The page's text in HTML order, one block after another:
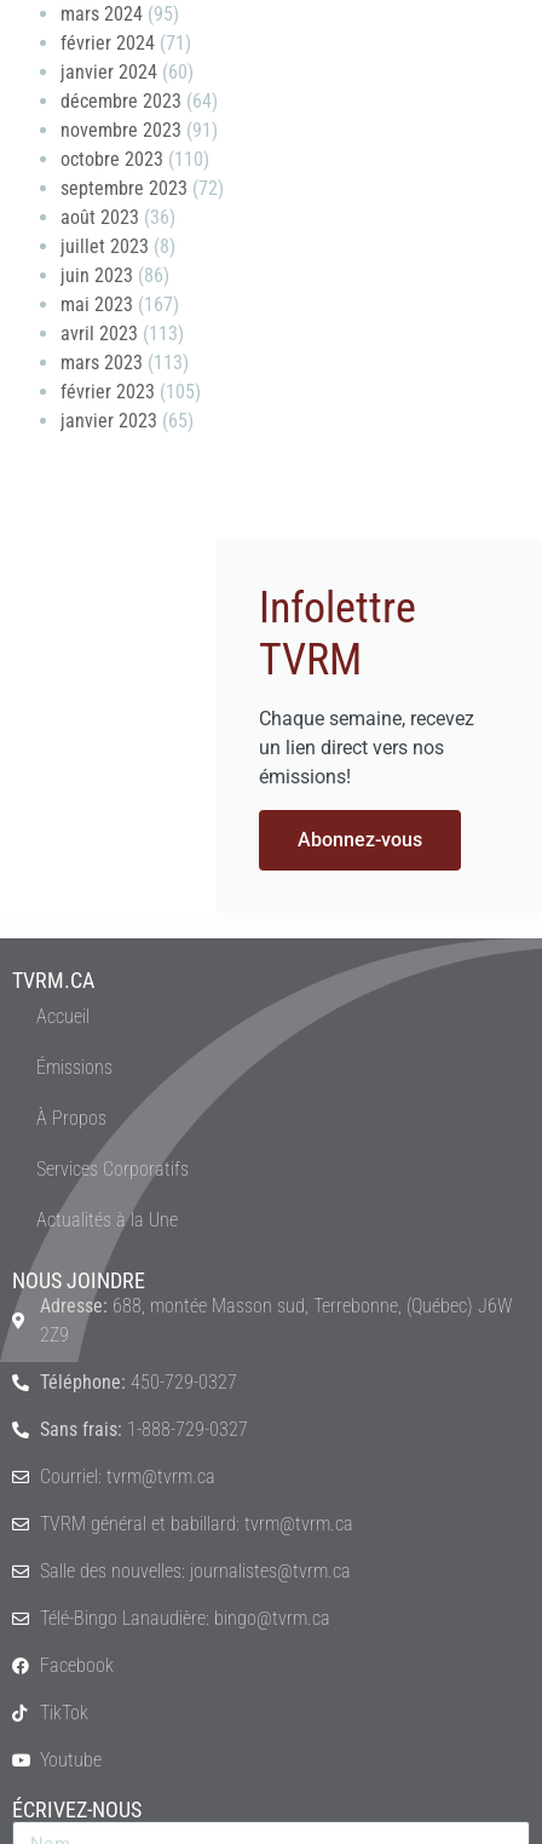
mars 2024 (95)
février 2024 (71)
janvier 2024 (60)
décembre 2023 (64)
novembre 2023 (91)
octobre 2023 (110)
septembre 2023 (72)
août 2023 (36)
juillet 2023 (8)
juin 2023 (86)
mai 2023 (167)
avril 2023 (113)
mars 2023 (113)
février 2023 (105)
janvier 2023 (65)
Infolettre
TVRM
Chaque semaine, recevez
un lien direct vers nos
émissions!
Abonnez-vous
TVRM.CA
Accueil
Émissions
À Propos
Services Corporatifs
Actualités à la Une
NOUS JOINDRE
Adresse: 688, montée Masson sud, Terrebonne, (Québec) J6W
2Z9
Téléphone: 450-729-0327
Sans frais: 1-888-729-0327
Courriel: tvrm@tvrm.ca
TVRM général et babillard: tvrm@tvrm.ca
Salle des nouvelles: journalistes@tvrm.ca
Télé-Bingo Lanaudière: bingo@tvrm.ca
Facebook
TikTok
Youtube
ÉCRIVEZ-NOUS